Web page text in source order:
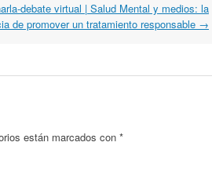
debate virtual | Salud Mental y medios: la
de promover un tratamiento responsable →
están marcados con *